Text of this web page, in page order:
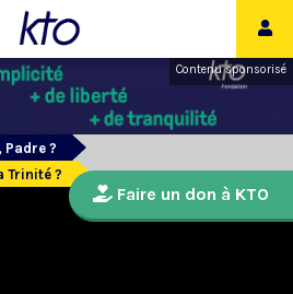
Contenu sponsorisé
Padre ?
Trinité ?
Faire un don à KTO